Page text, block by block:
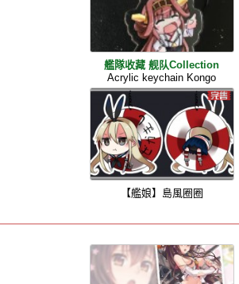
艦隊收藏 舰队Collection
Acrylic keychain Kongo
【艦娘】島風圈圈